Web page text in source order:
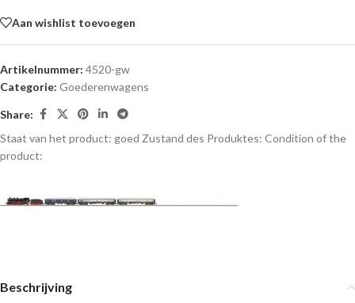
Aan wishlist toevoegen
Artikelnummer: 4520-gw
Categorie: Goederenwagens
Share:
Staat van het product: goed Zustand des Produktes: Condition of the
product:
Beschrijving